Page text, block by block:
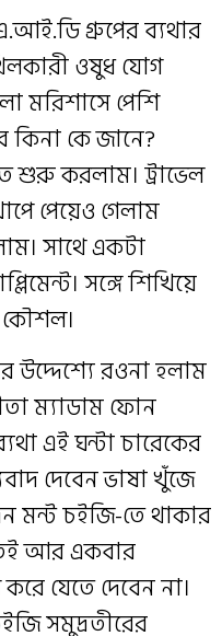
গ্রুপের ব্যথার
ওষুধ যোগ
মরিশাসে পেশি
কিনা কে জানে?
শুরু করলাম। ট্রাভেল
পেয়েও গেলাম
সাথে একটা
সঙ্গে শিখিয়ে
কৌশল।
উদ্দেশ্যে রওনা হলাম
ম্যাডাম ফোন
এই ঘন্টা চারেকের
দেবেন ভাষা খুঁজে
মন্ট চইজি-তে থাকার
আর একবার
যেতে দেবেন না।
সমুদ্রতীরের